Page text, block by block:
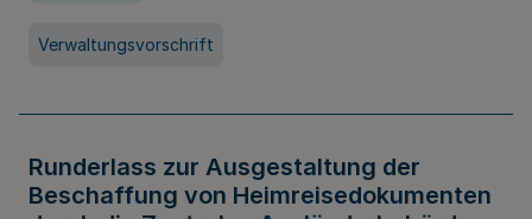
Verwaltungsvorschrift
Runderlass zur Ausgestaltung der
Beschaffung von Heimreisedokumenten